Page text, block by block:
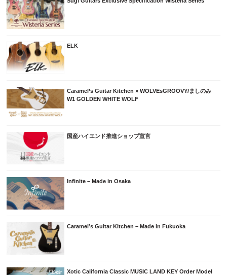
ELK
Caramel’s Guitar Kitchen × WOLVEsGROOVY/ましのみ
W1 GOLDEN WHITE WOLF
国産ハイエンド推進ショップ宣言
Infinite – Made in Osaka
Caramel’s Guitar Kitchen – Made in Fukuoka
Xotic California Classic MUSIC LAND KEY Order Model